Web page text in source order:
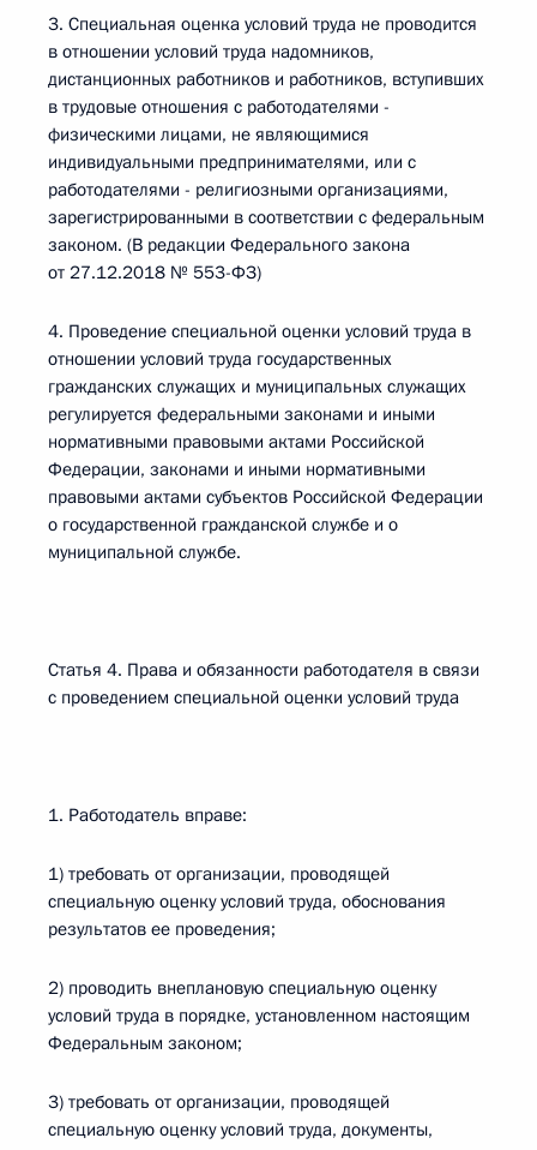
3. Специальная оценка условий труда не проводится
в отношении условий труда надомников,
дистанционных работников и работников, вступивших
в трудовые отношения с работодателями -
физическими лицами, не являющимися
индивидуальными предпринимателями, или с
работодателями - религиозными организациями,
зарегистрированными в соответствии с федеральным
законом. (В редакции Федерального закона
от 27.12.2018 № 553-ФЗ)
4. Проведение специальной оценки условий труда в
отношении условий труда государственных
гражданских служащих и муниципальных служащих
регулируется федеральными законами и иными
нормативными правовыми актами Российской
Федерации, законами и иными нормативными
правовыми актами субъектов Российской Федерации
о государственной гражданской службе и о
муниципальной службе.
Статья 4. Права и обязанности работодателя в связи
с проведением специальной оценки условий труда
1. Работодатель вправе:
1) требовать от организации, проводящей
специальную оценку условий труда, обоснования
результатов ее проведения;
2) проводить внеплановую специальную оценку
условий труда в порядке, установленном настоящим
Федеральным законом;
3) требовать от организации, проводящей
специальную оценку условий труда, документы,